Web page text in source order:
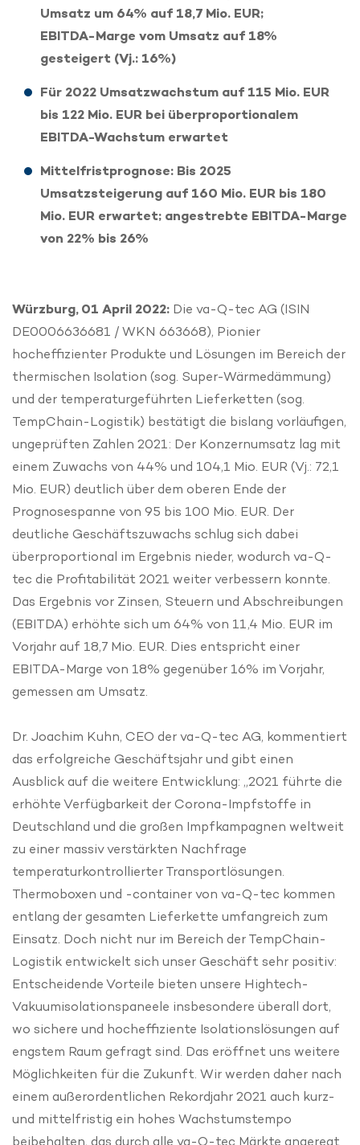
Umsatz um 64% auf 18,7 Mio. EUR;
EBITDA-Marge vom Umsatz auf 18%
gesteigert (Vj.: 16%)
Für 2022 Umsatzwachstum auf 115 Mio. EUR
bis 122 Mio. EUR bei überproportionalem
EBITDA-Wachstum erwartet
Mittelfristprognose: Bis 2025
Umsatzsteigerung auf 160 Mio. EUR bis 180
Mio. EUR erwartet; angestrebte EBITDA-Marge
von 22% bis 26%
Würzburg, 01 April 2022: Die va-Q-tec AG (ISIN
DE0006636681 / WKN 663668), Pionier
hocheffizienter Produkte und Lösungen im Bereich der
thermischen Isolation (sog. Super-Wärmedämmung)
und der temperaturgeführten Lieferketten (sog.
TempChain-Logistik) bestätigt die bislang vorläufigen,
ungeprüften Zahlen 2021: Der Konzernumsatz lag mit
einem Zuwachs von 44% und 104,1 Mio. EUR (Vj.: 72,1
Mio. EUR) deutlich über dem oberen Ende der
Prognosespanne von 95 bis 100 Mio. EUR. Der
deutliche Geschäftszuwachs schlug sich dabei
überproportional im Ergebnis nieder, wodurch va-Q-
tec die Profitabilität 2021 weiter verbessern konnte.
Das Ergebnis vor Zinsen, Steuern und Abschreibungen
(EBITDA) erhöhte sich um 64% von 11,4 Mio. EUR im
Vorjahr auf 18,7 Mio. EUR. Dies entspricht einer
EBITDA-Marge von 18% gegenüber 16% im Vorjahr,
gemessen am Umsatz.
Dr. Joachim Kuhn, CEO der va-Q-tec AG, kommentiert
das erfolgreiche Geschäftsjahr und gibt einen
Ausblick auf die weitere Entwicklung: „2021 führte die
erhöhte Verfügbarkeit der Corona-Impfstoffe in
Deutschland und die großen Impfkampagnen weltweit
zu einer massiv verstärkten Nachfrage
temperaturkontrollierter Transportlösungen.
Thermoboxen und -container von va-Q-tec kommen
entlang der gesamten Lieferkette umfangreich zum
Einsatz. Doch nicht nur im Bereich der TempChain-
Logistik entwickelt sich unser Geschäft sehr positiv:
Entscheidende Vorteile bieten unsere Hightech-
Vakuumisolationspaneele insbesondere überall dort,
wo sichere und hocheffiziente Isolationslösungen auf
engstem Raum gefragt sind. Das eröffnet uns weitere
Möglichkeiten für die Zukunft. Wir werden daher nach
einem außerordentlichen Rekordjahr 2021 auch kurz-
und mittelfristig ein hohes Wachstumstempo
beibehalten, das durch alle va-Q-tec Märkte angeregt